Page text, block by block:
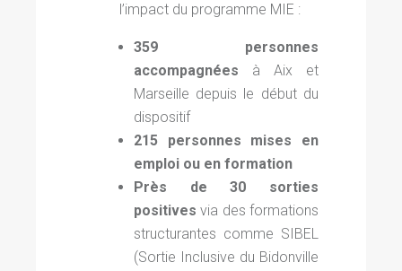
l’impact du programme MIE :
359 personnes
accompagnées à Aix et
Marseille depuis le début du
dispositif
215 personnes mises en
emploi ou en formation
Près de 30 sorties
positives via des formations
structurantes comme SIBEL
(Sortie Inclusive du Bidonville